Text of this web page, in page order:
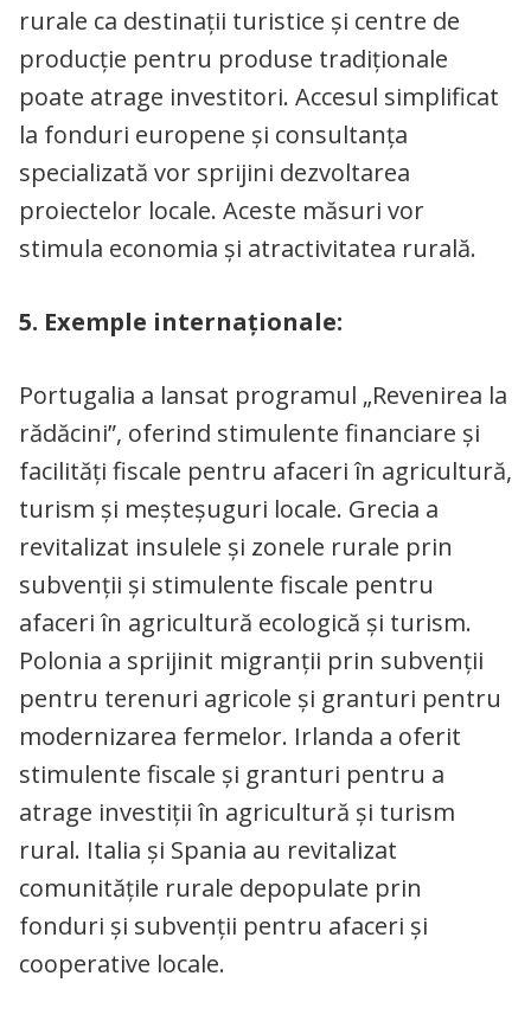
rurale ca destinații turistice și centre de
producție pentru produse tradiționale
poate atrage investitori. Accesul simplificat
la fonduri europene și consultanța
specializată vor sprijini dezvoltarea
proiectelor locale. Aceste măsuri vor
stimula economia și atractivitatea rurală.
5. Exemple internaționale:
Portugalia a lansat programul „Revenirea la
rădăcini”, oferind stimulente financiare și
facilități fiscale pentru afaceri în agricultură,
turism și meșteșuguri locale. Grecia a
revitalizat insulele și zonele rurale prin
subvenții și stimulente fiscale pentru
afaceri în agricultură ecologică și turism.
Polonia a sprijinit migranții prin subvenții
pentru terenuri agricole și granturi pentru
modernizarea fermelor. Irlanda a oferit
stimulente fiscale și granturi pentru a
atrage investiții în agricultură și turism
rural. Italia și Spania au revitalizat
comunitățile rurale depopulate prin
fonduri și subvenții pentru afaceri și
cooperative locale.